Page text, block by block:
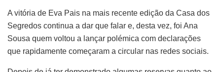
A vitória de Eva Pais na mais recente edição da Casa dos
Segredos continua a dar que falar e, desta vez, foi Ana
Sousa quem voltou a lançar polémica com declarações
que rapidamente começaram a circular nas redes sociais.